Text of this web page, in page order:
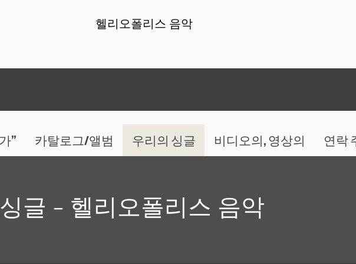
헬리오폴리스 음악
” 카탈로그/앨범 우리의 싱글 비디오의, 영상의 연락
싱글 - 헬리오폴리스 음악